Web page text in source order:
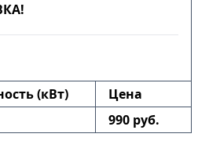
(кВт)
Цена
990 руб.